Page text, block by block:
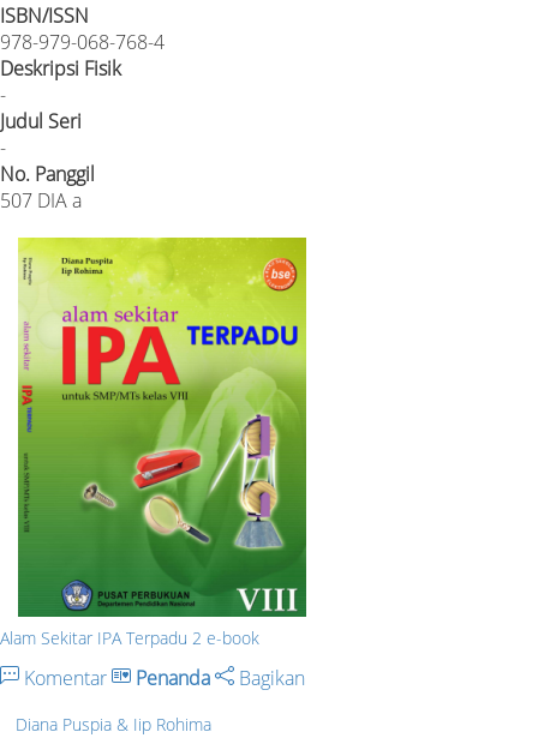
ISBN/ISSN
978-979-068-768-4
Deskripsi Fisik
-
Judul Seri
-
No. Panggil
507 DIA a
Alam Sekitar IPA Terpadu 2 e-book
Komentar Penanda Bagikan
Diana Puspia & Iip Rohima